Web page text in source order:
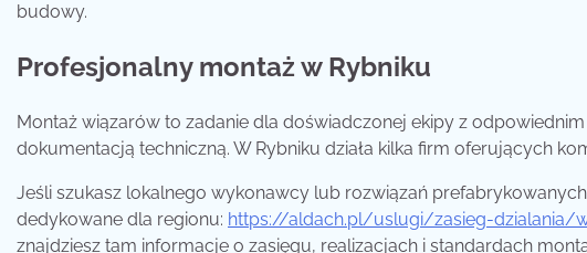
budowy.
Profesjonalny montaż w Rybniku
Montaż wiązarów to zadanie dla doświadczonej ekipy z
dokumentacją techniczną. W Rybniku działa kilka firm oferujących
Jeśli szukasz lokalnego wykonawcy lub rozwiązań
dedykowane dla regionu: https://aldach.pl/uslugi/zasieg-dzialania/
znajdziesz tam informacje o zasięgu, realizacjach i standardach